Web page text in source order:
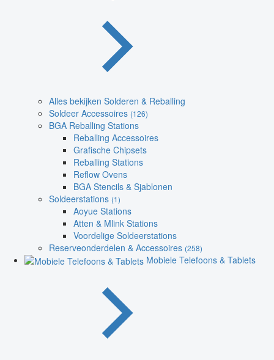
Alles bekijken Solderen & Reballing
Soldeer Accessoires (126)
BGA Reballing Stations
Reballing Accessoires
Grafische Chipsets
Reballing Stations
Reflow Ovens
BGA Stencils & Sjablonen
Soldeerstations (1)
Aoyue Stations
Atten & Mlink Stations
Voordelige Soldeerstations
Reserveonderdelen & Accessoires (258)
Mobiele Telefoons & Tablets